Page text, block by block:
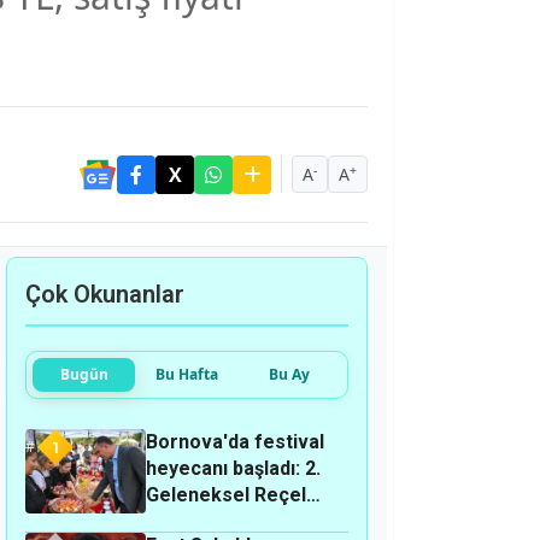
A- A+
Çok Okunanlar
Bugün Bu Hafta Bu Ay
1
Bornova'da festival
heyecanı başladı: 2.
Geleneksel Reçel